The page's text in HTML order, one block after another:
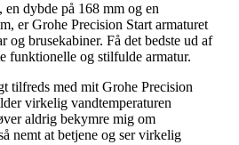
dybde på 168 mm og en
er Grohe Precision Start armaturet
og brusekabiner. Få det bedste ud af
funktionelle og stilfulde armatur.
tilfreds med mit Grohe Precision
virkelig vandtemperaturen
aldrig bekymre mig om
nemt at betjene og ser virkelig